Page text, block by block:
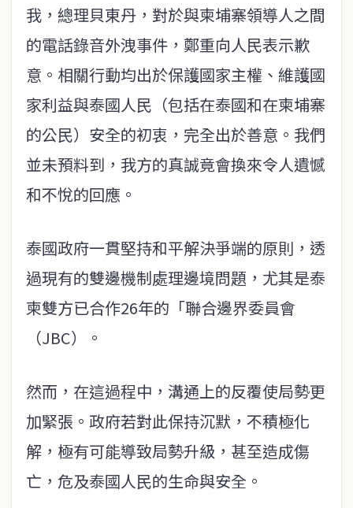
我，總理貝東丹，對於與柬埔寨領導人之間
的電話錄音外洩事件，鄭重向人民表示歉
意。相關行動均出於保護國家主權、維護國
家利益與泰國人民（包括在泰國和在柬埔寨
的公民）安全的初衷，完全出於善意。我們
並未預料到，我方的真誠竟會換來令人遺憾
和不悅的回應。
泰國政府一貫堅持和平解決爭端的原則，透
過現有的雙邊機制處理邊境問題，尤其是泰
柬雙方已合作26年的「聯合邊界委員會
（JBC）。
然而，在這過程中，溝通上的反覆使局勢更
加緊張。政府若對此保持沉默，不積極化
解，極有可能導致局勢升級，甚至造成傷
亡，危及泰國人民的生命與安全。